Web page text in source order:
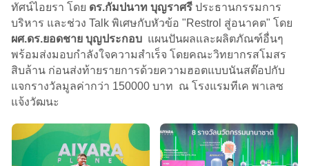
ทัศน์ไอยรา โดย ดร.กัมปนาท บุญราศรี ประธานกรรมการ
บริหาร และช่วง Talk พิเศษกับหัวข้อ "Restrol สู่อนาคต" โดย
ผศ.ดร.ยอดชาย บุญประกอบ แผนปันผลและผลิตภัณฑ์อื่นๆ
พร้อมส่งมอบกำลังใจความสำเร็จ โดยคณะวิทยากรสโมสร
สิบล้าน ก่อนส่งท้ายรายการด้วยความฮอตแบบนันสต๊อปกับ
แจกรางวัลมูลค่ากว่า 150000 บาท ณ โรงแรมทีเค พาเลซ
แจ้งวัฒนะ